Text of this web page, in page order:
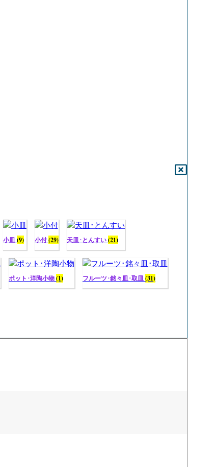
小皿(9) 小付(29) 天皿･とんすい(21)
ポット･洋陶小物(1) フルーツ･銘々皿･取皿(31)